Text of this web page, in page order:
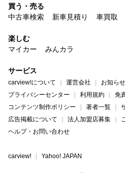
買う・売る
中古車検索
新車見積り 車買取
楽しむ
マイカー
みんカラ
サービス
carview!について 運営会社 お知らせ
プライバシーセンター
利用規約
免
コンテンツ制作ポリシー
著者一覧
広告掲載について
法人加盟店募集
ヘルプ・お問い合わせ
carview! Yahoo! JAPAN